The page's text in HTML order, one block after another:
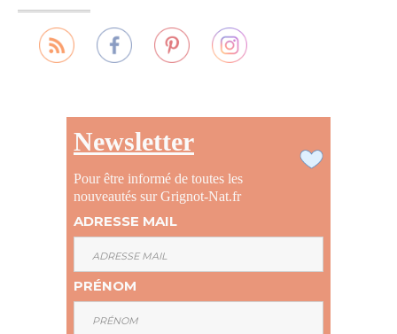
Newsletter
Pour être informé de toutes les
nouveautés sur Grignot-Nat.fr
ADRESSE MAIL
PRÉNOM